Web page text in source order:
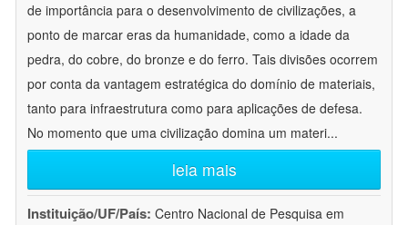
de importância para o desenvolvimento de civilizações, a
ponto de marcar eras da humanidade, como a idade da
pedra, do cobre, do bronze e do ferro. Tais divisões ocorrem
por conta da vantagem estratégica do domínio de materiais,
tanto para infraestrutura como para aplicações de defesa.
No momento que uma civilização domina um materi...
leia mais
Instituição/UF/País: Centro Nacional de Pesquisa em